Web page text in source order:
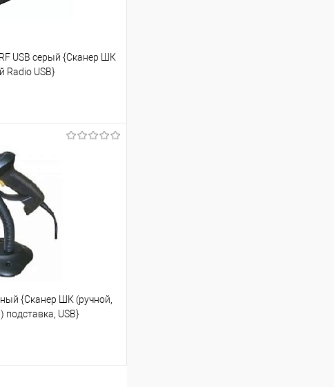
USB серый {Сканер ШК
Radio USB}
Сравнение
{Сканер ШК (ручной,
подставка, USB}